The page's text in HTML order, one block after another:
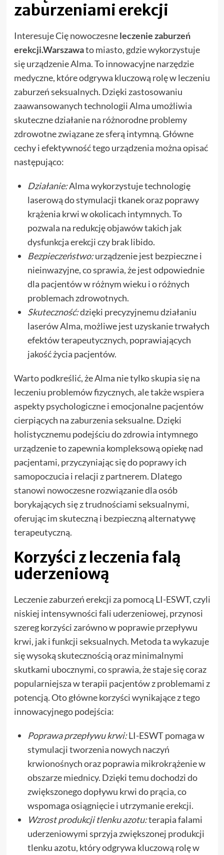
zaburzeniami erekcji
Interesuje Cię nowoczesne leczenie zaburzeń
erekcji.Warszawato miasto, gdzie wykorzystuje
się urządzenie Alma. To innowacyjne narzędzie
medyczne, które odgrywa kluczową rolę w leczeniu
zaburzeń seksualnych. Dzięki zastosowaniu
zaawansowanych technologii Alma umożliwia
skuteczne działanie na różnorodne problemy
zdrowotne związane ze sferą intymną. Główne
cechy i efektywność tego urządzenia można opisać
następująco:
Działanie:Alma wykorzystuje technologię
laserową do stymulacji tkanek oraz poprawy
krążenia krwi w okolicach intymnych. To
pozwala na redukcję objawów takich jak
dysfunkcja erekcji czy brak libido.
Bezpieczeństwo:urządzenie jest bezpieczne i
nieinwazyjne, co sprawia, że jest odpowiednie
dla pacjentów w różnym wieku i o różnych
problemach zdrowotnych.
Skuteczność:dzięki precyzyjnemu działaniu
laserów Alma, możliwe jest uzyskanie trwałych
efektów terapeutycznych, poprawiających
jakość życia pacjentów.
Warto podkreślić, że Alma nie tylko skupia się na
leczeniu problemów fizycznych, ale także wspiera
aspekty psychologiczne i emocjonalne pacjentów
cierpiących na zaburzenia seksualne. Dzięki
holistycznemu podejściu do zdrowia intymnego
urządzenie to zapewnia kompleksową opiekę nad
pacjentami, przyczyniając się do poprawy ich
samopoczucia i relacji z partnerem. Dlatego
stanowi nowoczesne rozwiązanie dla osób
borykających się z trudnościami seksualnymi,
oferując im skuteczną i bezpieczną alternatywę
terapeutyczną.
Korzyści z leczenia falą
uderzeniową
Leczenie zaburzeń erekcji za pomocą LI-ESWT, czyli
niskiej intensywności fali uderzeniowej, przynosi
szereg korzyści zarówno w poprawie przepływu
krwi, jak i funkcji seksualnych. Metoda ta wykazuje
się wysoką skutecznością oraz minimalnymi
skutkami ubocznymi, co sprawia, że staje się coraz
popularniejsza w terapii pacjentów z problemami z
potencją. Oto główne korzyści wynikające z tego
innowacyjnego podejścia:
Poprawa przepływu krwi: LI-ESWT pomaga w
stymulacji tworzenia nowych naczyń
krwionośnych oraz poprawia mikrokrążenie w
obszarze miednicy. Dzięki temu dochodzi do
zwiększonego dopływu krwi do prącia, co
wspomaga osiągnięcie i utrzymanie erekcji.
Wzrost produkcji tlenku azotu:terapia falami
uderzeniowymi sprzyja zwiększonej produkcji
tlenku azotu, który odgrywa kluczową rolę w